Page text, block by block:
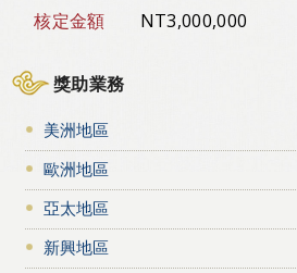
核定金額
NT3,000,000
獎助業務
美洲地區
歐洲地區
亞太地區
新興地區